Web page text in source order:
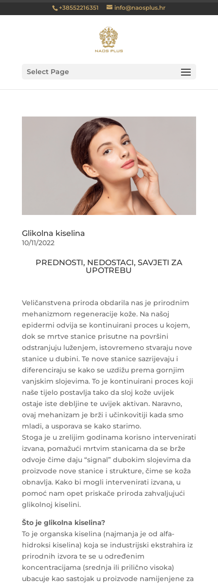
+38552216351 info@naosplus.hr
Select Page
Glikolna kiselina
10/11/2022
PREDNOSTI, NEDOSTACI, SAVJETI ZA
UPOTREBU
Veličanstvena priroda obdarila nas je prirodnim
mehanizmom regeneracije kože. Na našoj
epidermi odvija se kontinuirani proces u kojem,
dok se mrtve stanice prisutne na površini
odstranjuju luženjem, istovremeno stvaraju nove
stanice u dubini. Te nove stanice sazrijevaju i
diferenciraju se kako se uzdižu prema gornjim
vanjskim slojevima. To je kontinuirani proces koji
naše tijelo postavlja tako da sloj kože uvijek
ostaje iste debljine te uvijek aktivan. Naravno,
ovaj mehanizam je brži i učinkovitiji kada smo
mladi, a usporava se kako starimo.
Stoga je u zrelijim godinama korisno intervenirati
izvana, pomažući mrtvim stanicama da se brže
odvoje čime daju “signal” dubokim slojevima da
proizvode nove stanice i strukture, čime se koža
obnavlja. Kako bi mogli intervenirati izvana, u
pomoć nam opet priskače priroda zahvaljujući
glikolnoj kiselini.
Što je glikolna kiselina?
To je organska kiselina (najmanja je od alfa-
hidroksi kiselina) koja se industrijski ekstrahira iz
prirodnih izvora te se u određenim
koncentracijama (srednja ili prilično visoka)
ubacuje kao sastojak u proizvode namijenjene za